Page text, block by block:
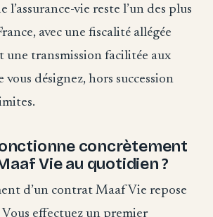
l’assurance-vie reste l’un des plus
avec une fiscalité allégée
une transmission facilitée aux
vous désignez, hors succession
concrètement
Vie au quotidien ?
d’un contrat Maaf Vie repose
Vous effectuez un premier